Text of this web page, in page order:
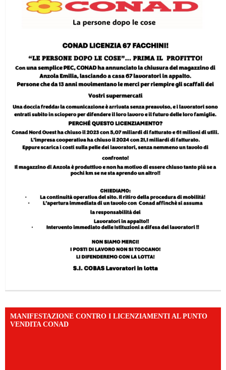
MANIFESTAZIONE CONTRO I LICENZIAMENTI AL PUNTO
VENDITA CONAD